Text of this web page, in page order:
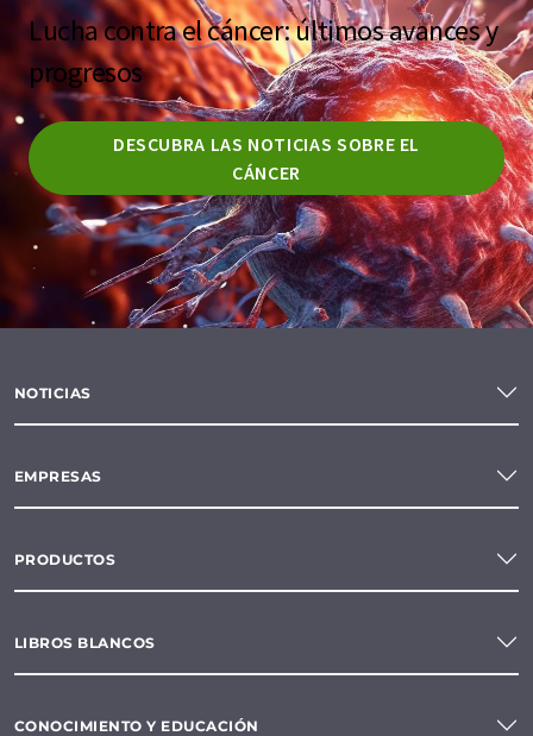
Lucha contra el cáncer: últimos avances y
progresos
DESCUBRA LAS NOTICIAS SOBRE EL
CÁNCER
NOTICIAS
EMPRESAS
PRODUCTOS
LIBROS BLANCOS
CONOCIMIENTO Y EDUCACIÓN